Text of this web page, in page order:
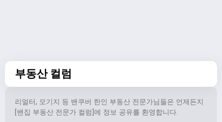
부동산 컬럼
리얼터, 모기지 등 밴쿠버 한인 부동산 전문가님들은 언제든지
[밴집 부동산 전문가 컬럼]에 정보 공유를 환영합니다.